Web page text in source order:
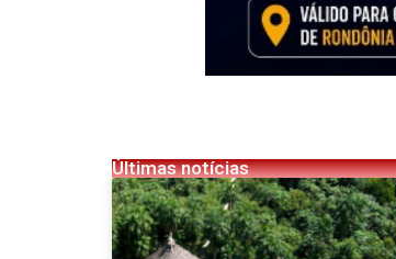
Últimas notícias